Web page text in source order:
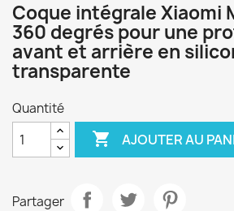
Coque intégrale Xiaomi
360 degrés pour une
avant et arrière en
transparente
Quantité
 AJOUTER AU
Partager